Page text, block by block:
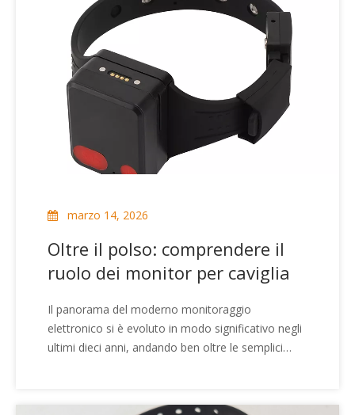
alternative più efficienti. Questo cambiamento è
necessario
marzo 14, 2026
Oltre il polso: comprendere il
ruolo dei monitor per caviglia
Il panorama del moderno monitoraggio
elettronico si è evoluto in modo significativo negli
ultimi dieci anni, andando ben oltre le semplici
verso soluzioni di tracciamento più sofisticate,